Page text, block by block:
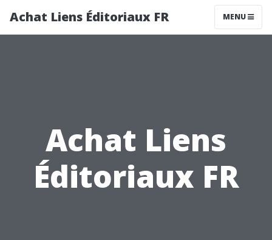
Achat Liens Éditoriaux FR MENU
Achat Liens
Éditoriaux FR